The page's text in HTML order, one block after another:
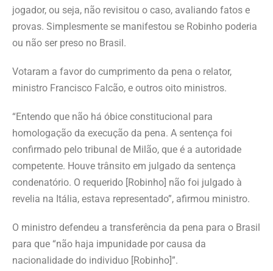
jogador, ou seja, não revisitou o caso, avaliando fatos e
provas. Simplesmente se manifestou se Robinho poderia
ou não ser preso no Brasil.
Votaram a favor do cumprimento da pena o relator,
ministro Francisco Falcão, e outros oito ministros.
“Entendo que não há óbice constitucional para
homologação da execução da pena. A sentença foi
confirmado pelo tribunal de Milão, que é a autoridade
competente. Houve trânsito em julgado da sentença
condenatório. O requerido [Robinho] não foi julgado à
revelia na Itália, estava representado”, afirmou ministro.
O ministro defendeu a transferência da pena para o Brasil
para que “não haja impunidade por causa da
nacionalidade do individuo [Robinho]”.